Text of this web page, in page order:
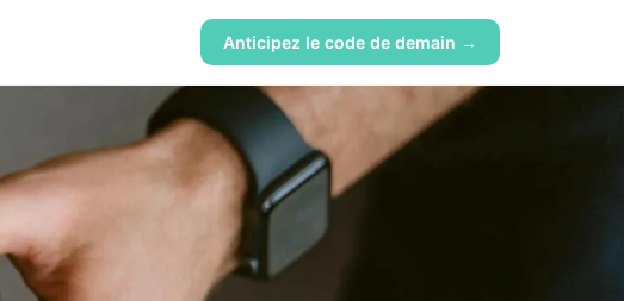
Anticipez le code de demain →